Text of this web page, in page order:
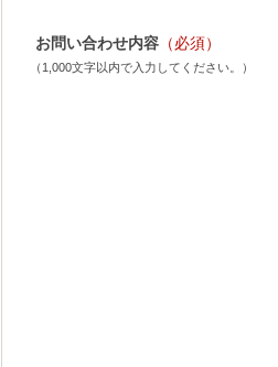
お問い合わせ内容 （必須）
（1,000文字以内で入力してください。）